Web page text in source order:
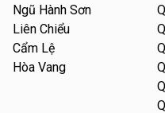
Ngũ Hành Sơn
Liên Chiểu
Cẩm Lệ
Hòa Vang